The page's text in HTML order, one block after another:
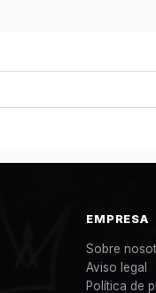
EMPRESA
Sobre
Aviso legal
Política de